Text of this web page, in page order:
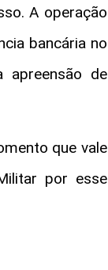
A operação
bancária no
apreensão de
que vale
por esse